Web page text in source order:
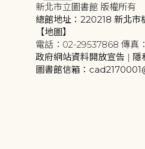
新北市立圖書館 版權所有
總館地址：220218 新北市
【地圖】
電話：02-29537868 傳真
政府網站資料開放宣告 | 隱
圖書館信箱：